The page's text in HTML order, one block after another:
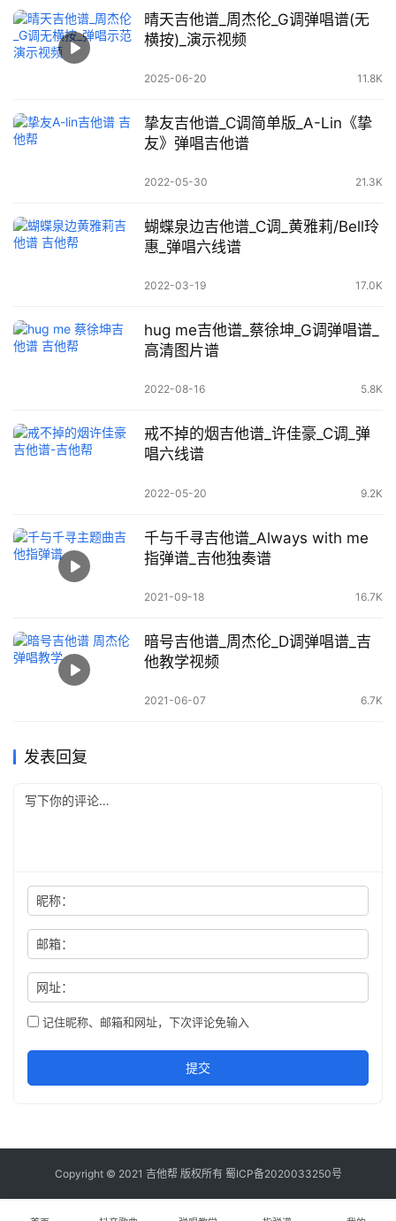
晴天吉他谱_周杰伦_G调弹唱谱(无
横按)_演示视频
2025-06-20 11.8K
挚友吉他谱_C调简单版_A-Lin《挚
友》弹唱吉他谱
2022-05-30 21.3K
蝴蝶泉边吉他谱_C调_黄雅莉/Bell玲
惠_弹唱六线谱
2022-03-19 17.0K
hug me吉他谱_蔡徐坤_G调弹唱谱_
高清图片谱
2022-08-16 5.8K
戒不掉的烟吉他谱_许佳豪_C调_弹
唱六线谱
2022-05-20 9.2K
千与千寻吉他谱_Always with me
指弹谱_吉他独奏谱
2021-09-18 16.7K
暗号吉他谱_周杰伦_D调弹唱谱_吉
他教学视频
2021-06-07 6.7K
发表回复
昵称：
邮箱：
网址：
记住昵称、邮箱和网址，下次评论免输入
提交
Copyright © 2021 吉他帮 版权所有 蜀ICP备2020033250号